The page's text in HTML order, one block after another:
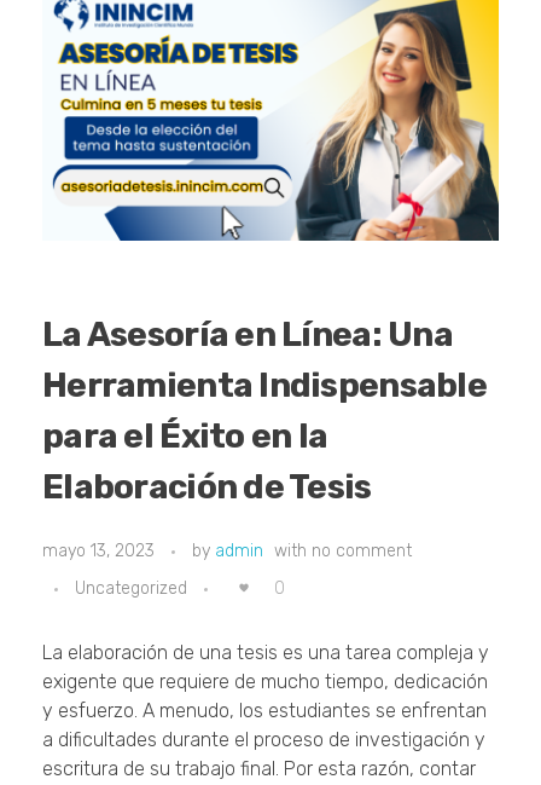
La Asesoría en Línea: Una
Herramienta Indispensable
para el Éxito en la
Elaboración de Tesis
mayo 13, 2023 by admin with no comment
Uncategorized
0
La elaboración de una tesis es una tarea compleja y
exigente que requiere de mucho tiempo, dedicación
y esfuerzo. A menudo, los estudiantes se enfrentan
a dificultades durante el proceso de investigación y
escritura de su trabajo final. Por esta razón, contar